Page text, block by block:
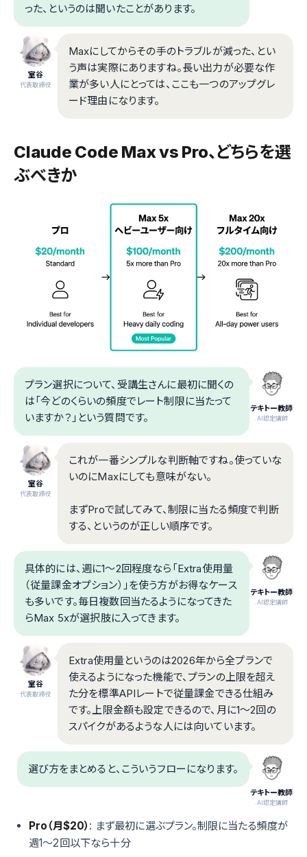
った、というのは聞いたことがあります。
室谷
代表取締役
Maxにしてからその手のトラブルが減った、とい
う声は実際にありますね。長い出力が必要な作
業が多い人にとっては、ここも一つのアップグレ
ード理由になります。
Claude Code Max vs Pro、どちらを選
ぶべきか
テキトー教師
.AI認定講師
プラン選択について、受講生さんに最初に聞くの
は「今どのくらいの頻度でレート制限に当たって
いますか？」という質問です。
室谷
代表取締役
これが一番シンプルな判断軸ですね。使っていな
いのにMaxにしても意味がない。
まずProで試してみて、制限に当たる頻度で判断
する、というのが正しい順序です。
テキトー教師
.AI認定講師
具体的には、週に1〜2回程度なら「Extra使用量
（従量課金オプション）」を使う方がお得なケース
も多いです。毎日複数回当たるようになってきた
らMax 5xが選択肢に入ってきます。
室谷
代表取締役
Extra使用量というのは2026年から全プランで
使えるようになった機能で、プランの上限を超え
た分を標準APIレートで従量課金できる仕組み
です。上限金額も設定できるので、月に1〜2回の
スパイクがあるような人には向いています。
テキトー教師
.AI認定講師
選び方をまとめると、こういうフローになります。
Pro（月$20） : まず最初に選ぶプラン。制限に当たる頻度が
週1〜2回以下なら十分